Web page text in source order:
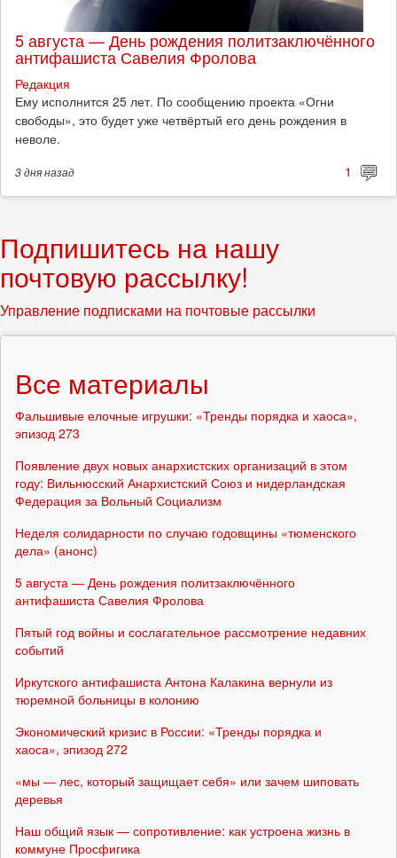
5 августа — День рождения политзаключённого
антифашиста Савелия Фролова
Редакция
Ему исполнится 25 лет. По сообщению проекта «Огни
свободы», это будет уже четвёртый его день рождения в
неволе.
3 дняназад 1
Подпишитесь на нашу
почтовую рассылку!
Управление подписками на почтовые рассылки
Все материалы
Фальшивые елочные игрушки: «Тренды порядка и хаоса»,
эпизод 273
Появление двух новых анархистских организаций в этом
году: Вильнюсский Анархистский Союз и нидерландская
Федерация за Вольный Социализм
Неделя солидарности по случаю годовщины «тюменского
дела» (анонс)
5 августа — День рождения политзаключённого
антифашиста Савелия Фролова
Пятый год войны и сослагательное рассмотрение недавних
событий
Иркутского антифашиста Антона Калакина вернули из
тюремной больницы в колонию
Экономический кризис в России: «Тренды порядка и
хаоса», эпизод 272
«мы — лес, который защищает себя» или зачем шиповать
деревья
Наш общий язык — сопротивление: как устроена жизнь в
коммуне Просфигика